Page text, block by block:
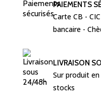
PAIEMENTS
Carte CB -
bancaire -
LIVRAISON
Sur produit en
stocks